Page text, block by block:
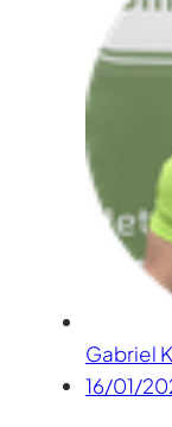
Gabriel
16/01/